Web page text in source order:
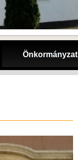
Önkormányzat